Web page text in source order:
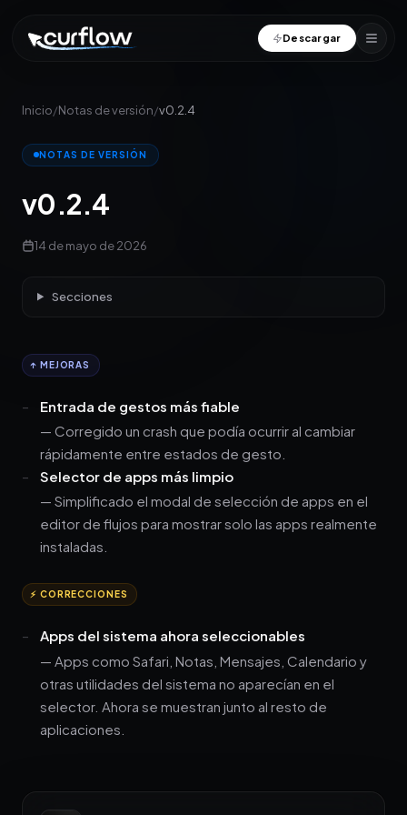
Descargar
Inicio/Notas de versión/v0.2.4
NOTAS DE VERSIÓN
v0.2.4
14 de mayo de 2026
Secciones
↑ MEJORAS
Entrada de gestos más fiable
— Corregido un crash que podía ocurrir al cambiar
rápidamente entre estados de gesto.
Selector de apps más limpio
— Simplificado el modal de selección de apps en el
editor de flujos para mostrar solo las apps realmente
instaladas.
⚡ CORRECCIONES
Apps del sistema ahora seleccionables
— Apps como Safari, Notas, Mensajes, Calendario y
otras utilidades del sistema no aparecían en el
selector. Ahora se muestran junto al resto de
aplicaciones.